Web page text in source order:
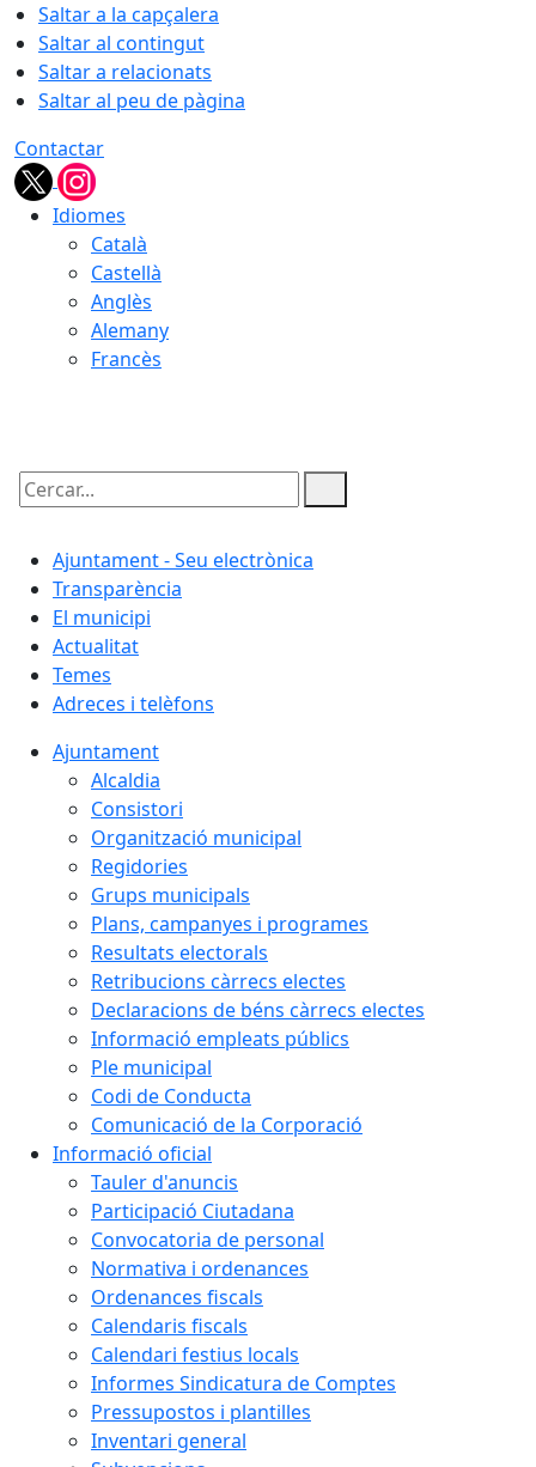
Saltar a la capçalera
Saltar al contingut
Saltar a relacionats
Saltar al peu de pàgina
Contactar
Idiomes
Català
Castellà
Anglès
Alemany
Francès
Cercar:
Ajuntament - Seu electrònica
Transparència
El municipi
Actualitat
Temes
Adreces i telèfons
Ajuntament
Alcaldia
Consistori
Organització municipal
Regidories
Grups municipals
Plans, campanyes i programes
Resultats electorals
Retribucions càrrecs electes
Declaracions de béns càrrecs electes
Informació empleats públics
Ple municipal
Codi de Conducta
Comunicació de la Corporació
Informació oficial
Tauler d'anuncis
Participació Ciutadana
Convocatoria de personal
Normativa i ordenances
Ordenances fiscals
Calendaris fiscals
Calendari festius locals
Informes Sindicatura de Comptes
Pressupostos i plantilles
Inventari general